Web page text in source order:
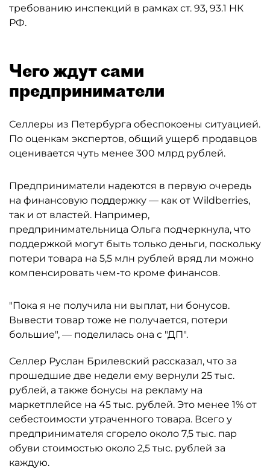
требованию инспекций в рамках ст. 93, 93.1 НК
РФ.
Чего ждут сами
предприниматели
Селлеры из Петербурга обеспокоены ситуацией.
По оценкам экспертов, общий ущерб продавцов
оценивается чуть менее 300 млрд рублей.
Предприниматели надеются в первую очередь
на финансовую поддержку — как от Wildberries,
так и от властей. Например,
предпринимательница Ольга подчеркнула, что
поддержкой могут быть только деньги, поскольку
потери товара на 5,5 млн рублей вряд ли можно
компенсировать чем-то кроме финансов.
"Пока я не получила ни выплат, ни бонусов.
Вывести товар тоже не получается, потери
большие", — поделилась она с "ДП".
Селлер Руслан Брилевский рассказал, что за
прошедшие две недели ему вернули 25 тыс.
рублей, а также бонусы на рекламу на
маркетплейсе на 45 тыс. рублей. Это менее 1% от
себестоимости утраченного товара. Всего у
предпринимателя сгорело около 7,5 тыс. пар
обуви стоимостью около 2,5 тыс. рублей за
каждую.